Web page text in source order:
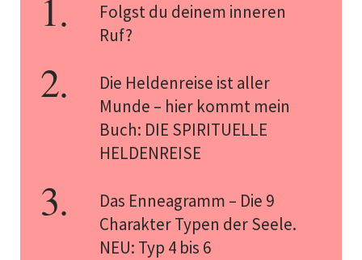
Folgst du deinem inneren
Ruf?
Die Heldenreise ist aller
Munde – hier kommt mein
Buch: DIE SPIRITUELLE
HELDENREISE
Das Enneagramm – Die 9
Charakter Typen der Seele.
NEU: Typ 4 bis 6